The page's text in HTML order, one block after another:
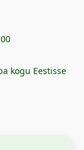
kogu Eestisse